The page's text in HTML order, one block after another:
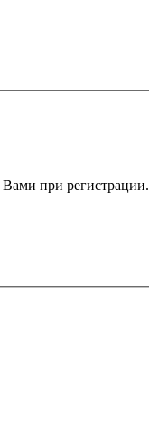
Вами при регистрации.